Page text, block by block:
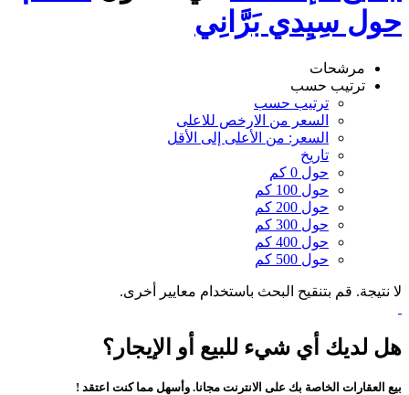
حول سِيِدي بَرَّانِي
مرشحات
ترتيب حسب
ترتيب حسب
السعر من الارخص للاعلى
السعر: من الأعلى إلى الأقل
تاريخ
حول 0 كم
حول 100 كم
حول 200 كم
حول 300 كم
حول 400 كم
حول 500 كم
لا نتيجة. قم بتنقيح البحث باستخدام معايير أخرى.
هل لديك أي شيء للبيع أو الإيجار؟
بيع العقارات الخاصة بك على الانترنت مجانا. وأسهل مما كنت اعتقد !